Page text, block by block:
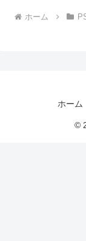
ホーム
ホーム
©